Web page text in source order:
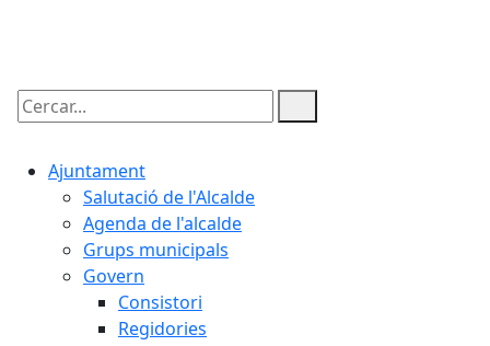
Cercar:
Ajuntament
Salutació de l'Alcalde
Agenda de l'alcalde
Grups municipals
Govern
Consistori
Regidories